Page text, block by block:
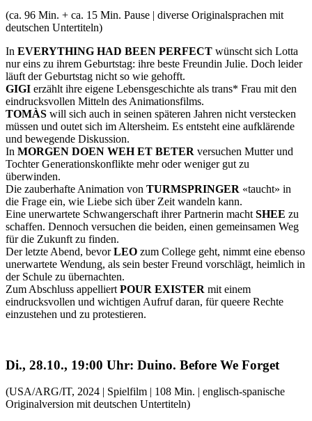
(ca. 96 Min. + ca. 15 Min. Pause | diverse Originalsprachen mit
deutschen Untertiteln)
In EVERYTHING HAD BEEN PERFECT wünscht sich Lotta
nur eins zu ihrem Geburtstag: ihre beste Freundin Julie. Doch leider
läuft der Geburtstag nicht so wie gehofft.
GIGI erzählt ihre eigene Lebensgeschichte als trans* Frau mit den
eindrucksvollen Mitteln des Animationsfilms.
TOMÀS will sich auch in seinen späteren Jahren nicht verstecken
müssen und outet sich im Altersheim. Es entsteht eine aufklärende
und bewegende Diskussion.
In MORGEN DOEN WEH ET BETER versuchen Mutter und
Tochter Generationskonflikte mehr oder weniger gut zu
überwinden.
Die zauberhafte Animation von TURMSPRINGER «taucht» in
die Frage ein, wie Liebe sich über Zeit wandeln kann.
Eine unerwartete Schwangerschaft ihrer Partnerin macht SHEE zu
schaffen. Dennoch versuchen die beiden, einen gemeinsamen Weg
für die Zukunft zu finden.
Der letzte Abend, bevorLEO zum College geht, nimmt eine ebenso
unerwartete Wendung, als sein bester Freund vorschlägt, heimlich in
der Schule zu übernachten.
Zum Abschluss appelliert POUR EXISTER mit einem
eindrucksvollen und wichtigen Aufruf daran, für queere Rechte
einzustehen und zu protestieren.
Di., 28.10., 19:00 Uhr: Duino. Before We Forget
(USA/ARG/IT, 2024 | Spielfilm | 108 Min. | englisch-spanische
Originalversion mit deutschen Untertiteln)